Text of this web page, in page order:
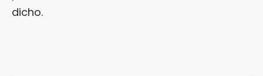
dicho.